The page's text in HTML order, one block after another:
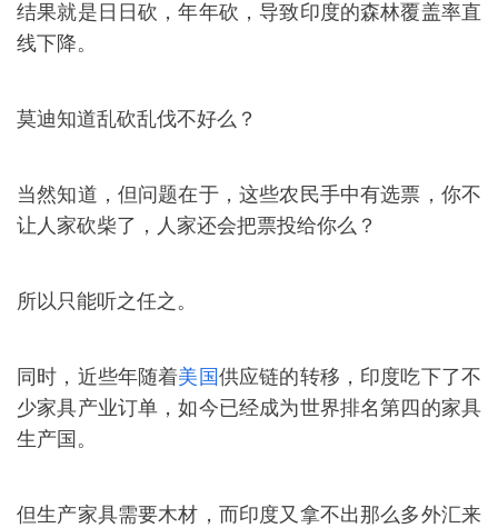
结果就是日日砍，年年砍，导致印度的森林覆盖率直
线下降。
莫迪知道乱砍乱伐不好么？
当然知道，但问题在于，这些农民手中有选票，你不
让人家砍柴了，人家还会把票投给你么？
所以只能听之任之。
同时，近些年随着美国供应链的转移，印度吃下了不
少家具产业订单，如今已经成为世界排名第四的家具
生产国。
但生产家具需要木材，而印度又拿不出那么多外汇来